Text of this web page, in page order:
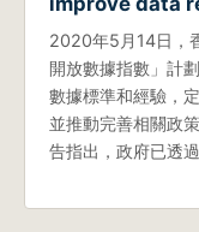
2020年5月14日，
開放數據指數」計
數據標準和經驗，
並推動完善相關政
告指出，政府已透